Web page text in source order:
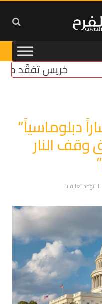
خريس تفقّد مركز
دبلوماسياً”
وقف النار
لا توجد تعليقات